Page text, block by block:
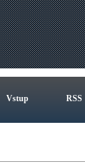
Vstup RSS